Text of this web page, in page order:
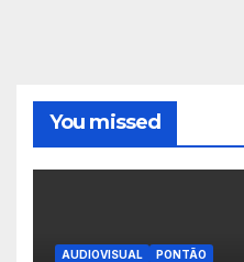
You missed
AUDIOVISUAL PONTÃO